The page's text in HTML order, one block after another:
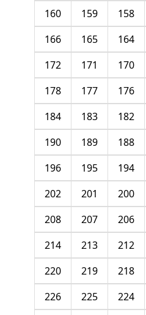
158
159
160
164
165
166
170
171
172
176
177
178
182
183
184
188
189
190
194
195
196
200
201
202
206
207
208
212
213
214
218
219
220
224
225
226